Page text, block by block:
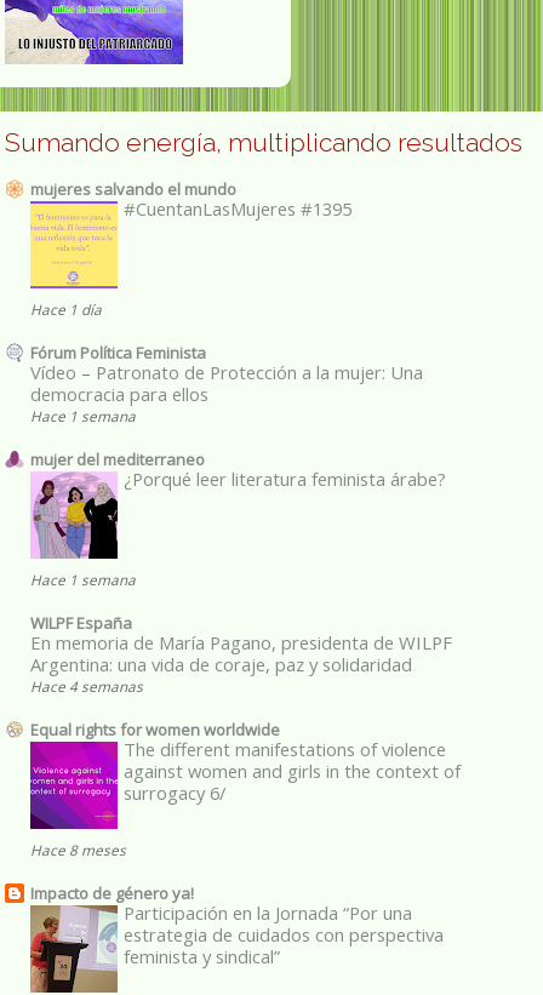
Sumando energía, multiplicando resultados
mujeres salvando el mundo
#CuentanLasMujeres #1395
Hace 1 día
Fórum Política Feminista
Vídeo – Patronato de Protección a la mujer: Una
democracia para ellos
Hace 1 semana
mujer del mediterraneo
¿Porqué leer literatura feminista árabe?
Hace 1 semana
WILPF España
En memoria de María Pagano, presidenta de WILPF
Argentina: una vida de coraje, paz y solidaridad
Hace 4 semanas
Equal rights for women worldwide
The different manifestations of violence
against women and girls in the context of
surrogacy 6/
Hace 8 meses
Impacto de género ya!
Participación en la Jornada “Por una
estrategia de cuidados con perspectiva
feminista y sindical”